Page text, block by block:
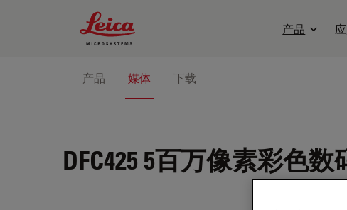
Leica Microsystems Logo
产品
产品 媒体 下载
DFC425 5百万像素彩色数